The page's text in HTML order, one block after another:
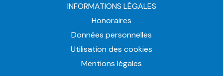
INFORMATIONS LÉGALES
Honoraires
Données personnelles
Utilisation des cookies
Mentions légales